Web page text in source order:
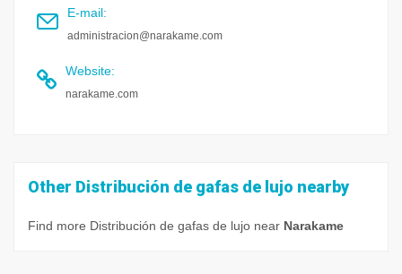
E-mail:
administracion@narakame.com
Website:
narakame.com
Other Distribución de gafas de lujo nearby
Find more Distribución de gafas de lujo near Narakame